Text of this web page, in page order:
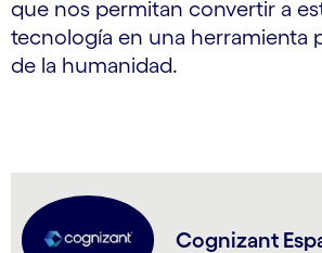
que nos permitan convertir a
tecnología en una herramienta
de la humanidad.
Cognizant